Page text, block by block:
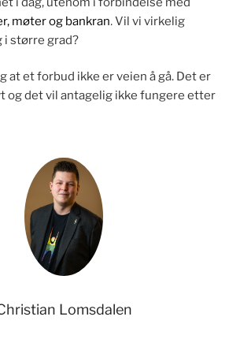
møter og bankran. Vil vi virkelig
i større grad?
at et forbud ikke er veien å gå. Det er
og det vil antagelig ikke fungere etter
Lomsdalen